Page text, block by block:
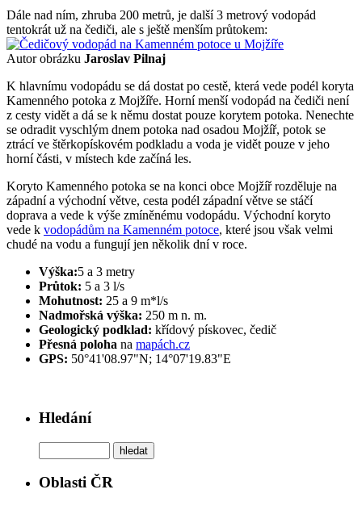
Dále nad ním, zhruba 200 metrů, je další 3 metrový vodopád
tentokrát už na čediči, ale s ještě menším průtokem:
Autor obrázku Jaroslav Pilnaj
K hlavnímu vodopádu se dá dostat po cestě, která vede podél koryta
Kamenného potoka z Mojžíře. Horní menší vodopád na čediči není
z cesty vidět a dá se k němu dostat pouze korytem potoka. Nenechte
se odradit vyschlým dnem potoka nad osadou Mojžíř, potok se
ztrácí ve štěrkopískovém podkladu a voda je vidět pouze v jeho
horní části, v místech kde začíná les.
Koryto Kamenného potoka se na konci obce Mojžíř rozděluje na
západní a východní větve, cesta podél západní větve se stáčí
doprava a vede k výše zmíněnému vodopádu. Východní koryto
vede k vodopádům na Kamenném potoce, které jsou však velmi
chudé na vodu a fungují jen několik dní v roce.
Výška:5 a 3 metry
Průtok: 5 a 3 l/s
Mohutnost: 25 a 9 m*l/s
Nadmořská výška: 250 m n. m.
Geologický podklad: křídový pískovec, čedič
Přesná poloha na mapách.cz
GPS: 50°41'08.97"N; 14°07'19.83"E
Hledání
Oblasti ČR